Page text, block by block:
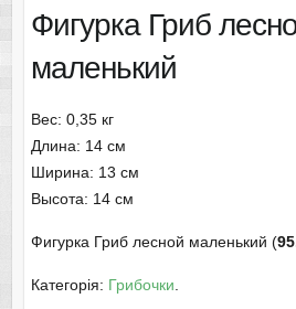
Фигурка Гриб
маленький
Вес: 0,35 кг
Длина: 14 см
Ширина: 13 см
Высота: 14 см
Фигурка Гриб лесной маленький (
Категорія: Грибочки.